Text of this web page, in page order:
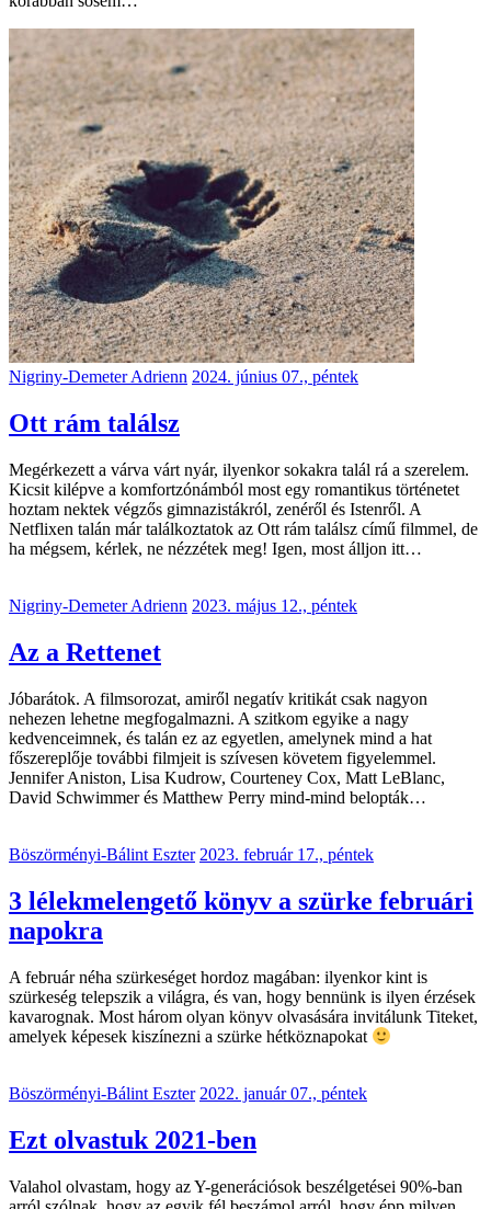
Nigriny-Demeter Adrienn 2024. június 07., péntek
Ott rám találsz
Megérkezett a várva várt nyár, ilyenkor sokakra talál rá a szerelem.
Kicsit kilépve a komfortzónámból most egy romantikus történetet
hoztam nektek végzős gimnazistákról, zenéről és Istenről. A
Netflixen talán már találkoztatok az Ott rám találsz című filmmel, de
ha mégsem, kérlek, ne nézzétek meg! Igen, most álljon itt…
Nigriny-Demeter Adrienn 2023. május 12., péntek
Az a Rettenet
Jóbarátok. A filmsorozat, amiről negatív kritikát csak nagyon
nehezen lehetne megfogalmazni. A szitkom egyike a nagy
kedvenceimnek, és talán ez az egyetlen, amelynek mind a hat
főszereplője további filmjeit is szívesen követem figyelemmel.
Jennifer Aniston, Lisa Kudrow, Courteney Cox, Matt LeBlanc,
David Schwimmer és Matthew Perry mind-mind belopták…
Böszörményi-Bálint Eszter 2023. február 17., péntek
3 lélekmelengető könyv a szürke februári
napokra
A február néha szürkeséget hordoz magában: ilyenkor kint is
szürkeség telepszik a világra, és van, hogy bennünk is ilyen érzések
kavarognak. Most három olyan könyv olvasására invitálunk Titeket,
amelyek képesek kiszínezni a szürke hétköznapokat
Böszörményi-Bálint Eszter 2022. január 07., péntek
Ezt olvastuk 2021-ben
Valahol olvastam, hogy az Y-generációsok beszélgetései 90%-ban